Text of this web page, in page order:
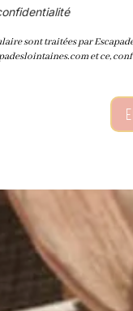
sont traitées par
et ce,